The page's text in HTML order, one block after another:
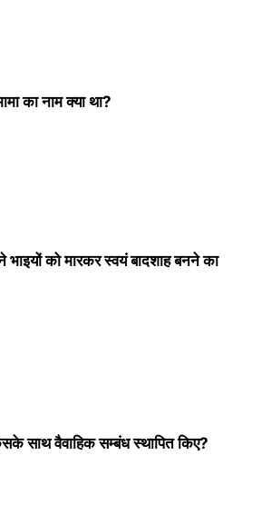
का नाम क्या था?
को मारकर स्वयं बादशाह बनने का
साथ वैवाहिक सम्बंध स्थापित किए?